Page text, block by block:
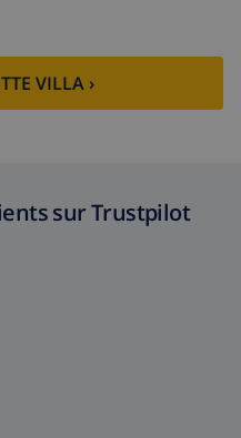
VILLA ›
sur Trustpilot